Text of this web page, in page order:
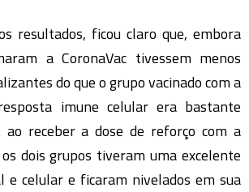
resultados, ficou claro que, embora
a CoronaVac tivessem menos
do que o grupo vacinado com a
imune celular era bastante
ao receber a dose de reforço com a
dois grupos tiveram uma excelente
e celular e ficaram nivelados em sua